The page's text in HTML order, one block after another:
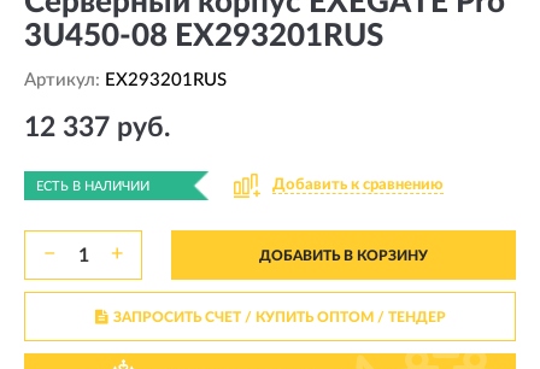
3U450-08 EX293201RUS
Артикул: EX293201RUS
12 337 руб.
ЕСТЬ В НАЛИЧИИ Добавить к сравнению
− + ДОБАВИТЬ В КОРЗИНУ
ЗАПРОСИТЬ СЧЕТ / КУПИТЬ ОПТОМ/ ТЕНДЕР